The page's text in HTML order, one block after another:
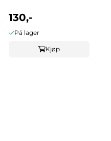
130,-
På lager
Kjøp